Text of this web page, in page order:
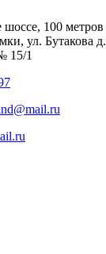
шоссе, 100
ул. Бутакова
15/1